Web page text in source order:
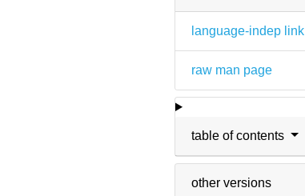
language-indep link
raw man page
table of contents
other versions